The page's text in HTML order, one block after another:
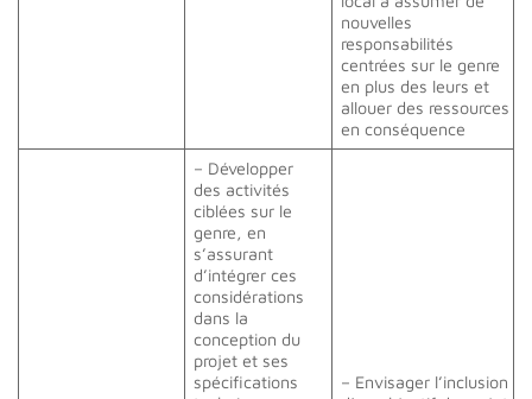
nouvelles
responsabilités
centrées sur le genre
en plus des leurs et
allouer des ressources
en conséquence
– Développer
des activités
ciblées sur le
genre, en
s’assurant
d’intégrer ces
considérations
dans la
conception du
projet et ses
spécifications
– Envisager l’inclusion